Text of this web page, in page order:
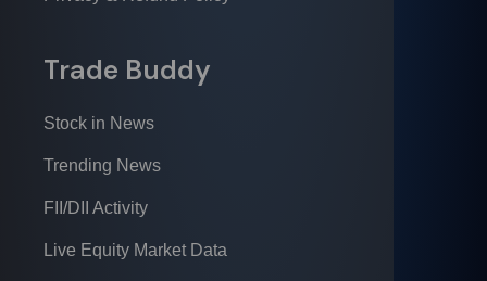
Trade Buddy
Stock in News
Trending News
FII/DII Activity
Live Equity Market Data